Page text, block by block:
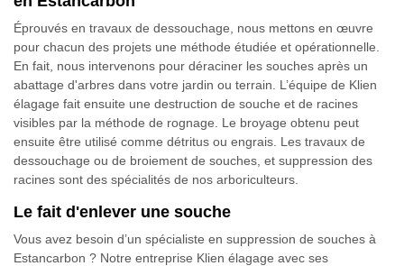
Éprouvés en travaux de dessouchage, nous mettons en œuvre
pour chacun des projets une méthode étudiée et opérationnelle.
En fait, nous intervenons pour déraciner les souches après un
abattage d'arbres dans votre jardin ou terrain. L’équipe de Klien
élagage fait ensuite une destruction de souche et de racines
visibles par la méthode de rognage. Le broyage obtenu peut
ensuite être utilisé comme détritus ou engrais. Les travaux de
dessouchage ou de broiement de souches, et suppression des
racines sont des spécialités de nos arboriculteurs.
Le fait d'enlever une souche
Vous avez besoin d’un spécialiste en suppression de souches à
Estancarbon ? Notre entreprise Klien élagage avec ses